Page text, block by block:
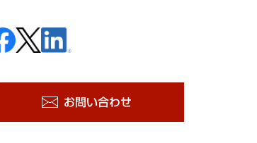
お問い合わせ